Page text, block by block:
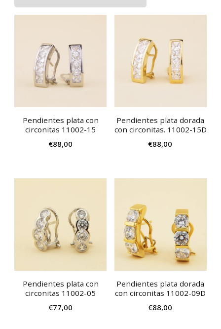
Pendientes plata con
circonitas 11002-15
€88,00
Pendientes plata dorada
con circonitas. 11002-15D
€88,00
Pendientes plata con
circonitas 11002-05
€77,00
Pendientes plata dorada
con circonitas 11002-09D
€88,00